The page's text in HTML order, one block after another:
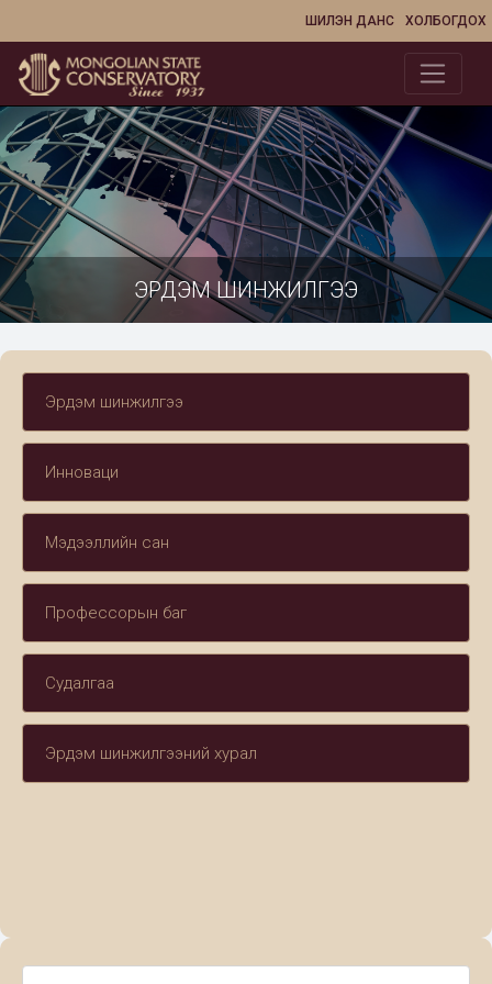
ХОЛБОГДОХ
ШИЛЭН ДАНС
ЭРДЭМ ШИНЖИЛГЭЭ
Эрдэм шинжилгээ
Инноваци
Мэдээллийн сан
Профессорын баг
Судалгаа
Эрдэм шинжилгээний хурал